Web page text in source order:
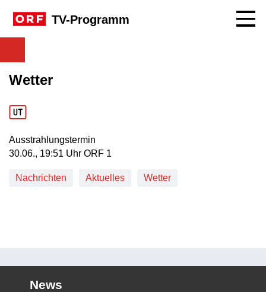
TV-Programm
Wetter
Ausstrahlungstermin
30. Juni, 19:51 Uhr in ORF 1
30.06., 19:51 Uhr ORF 1
Nachrichten Aktuelles Wetter
News